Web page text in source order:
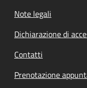
Note legali
Dichiarazione di
Contatti
Prenotazione